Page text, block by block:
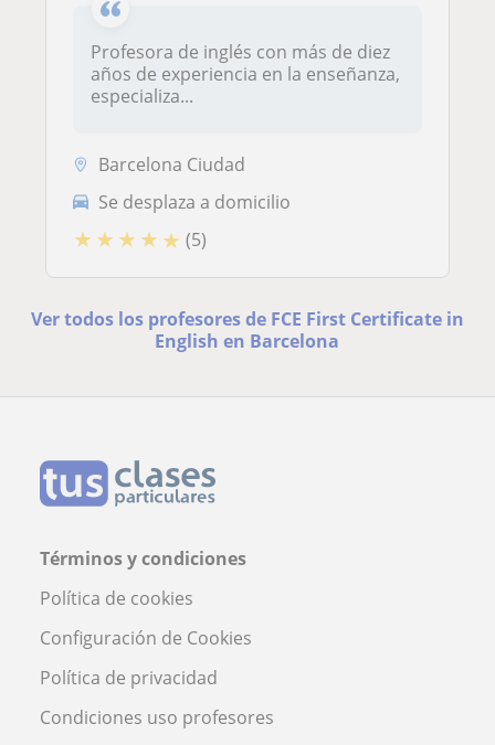
Profesora de inglés con más de diez
años de experiencia en la enseñanza,
especializa...
Barcelona Ciudad
Se desplaza a domicilio
★ ★ ★ ★ ★ (5)
Ver todos los profesores de FCE First Certificate in
English en Barcelona
Términos y condiciones
Política de cookies
Configuración de Cookies
Política de privacidad
Condiciones uso profesores